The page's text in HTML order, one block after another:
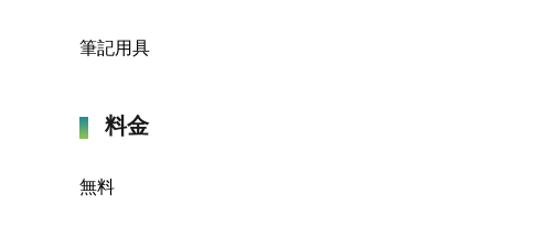
筆記用具
料金
無料